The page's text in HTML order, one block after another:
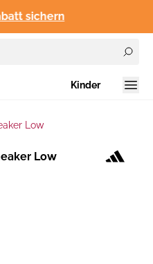
sichern
Kinder
Low
Low